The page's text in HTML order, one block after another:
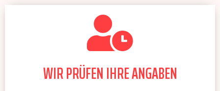
WIR PRÜFEN IHRE ANGABEN